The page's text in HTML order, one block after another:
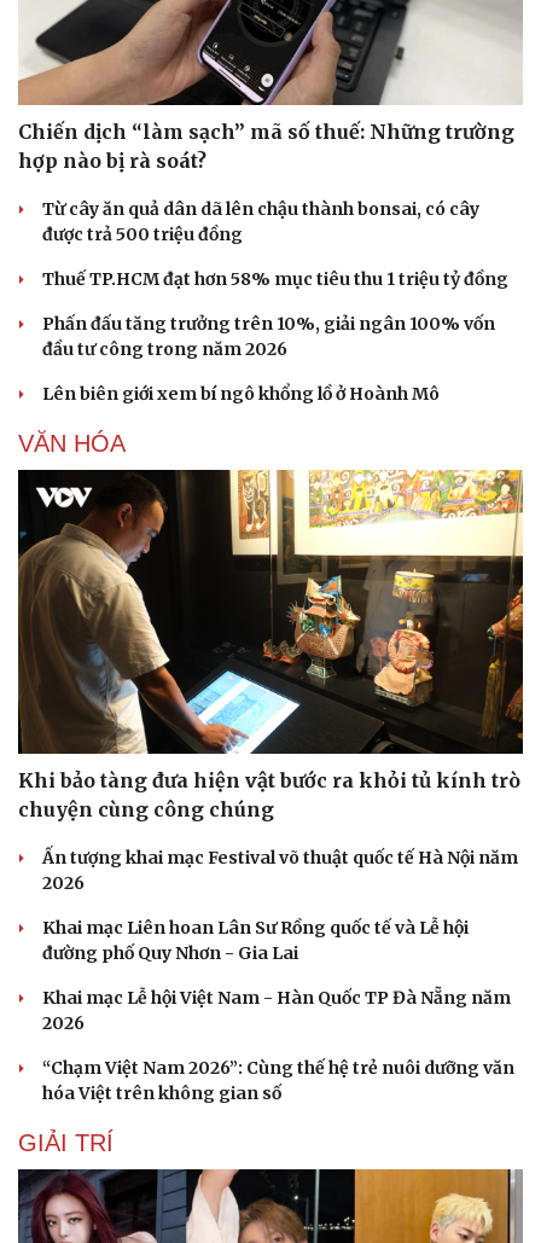
Tư vấn
Săn Tour
Câu chuyện thời sự
Kể chuyện cho bé
Chiến dịch “làm sạch” mã số thuế: Những trường
hợp nào bị rà soát?
Từ cây ăn quả dân dã lên chậu thành bonsai, có cây
được trả 500 triệu đồng
Thuế TP.HCM đạt hơn 58% mục tiêu thu 1 triệu tỷ đồng
Phấn đấu tăng trưởng trên 10%, giải ngân 100% vốn
đầu tư công trong năm 2026
Lên biên giới xem bí ngô khổng lồ ở Hoành Mô
VĂN HÓA
Khi bảo tàng đưa hiện vật bước ra khỏi tủ kính trò
chuyện cùng công chúng
Ấn tượng khai mạc Festival võ thuật quốc tế Hà Nội năm
2026
Khai mạc Liên hoan Lân Sư Rồng quốc tế và Lễ hội
đường phố Quy Nhơn - Gia Lai
Khai mạc Lễ hội Việt Nam - Hàn Quốc TP Đà Nẵng năm
2026
“Chạm Việt Nam 2026”: Cùng thế hệ trẻ nuôi dưỡng văn
hóa Việt trên không gian số
GIẢI TRÍ